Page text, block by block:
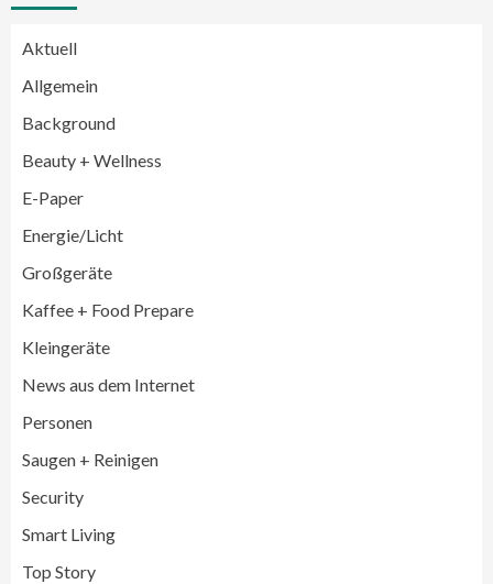
Aktuell
Allgemein
Background
Beauty + Wellness
E-Paper
Energie/Licht
Großgeräte
Kaffee + Food Prepare
Kleingeräte
News aus dem Internet
Personen
Saugen + Reinigen
Security
Smart Living
Top Story
3
LG feiert 10 Jahre InstaView
steigern Frequenz und Umsatz im